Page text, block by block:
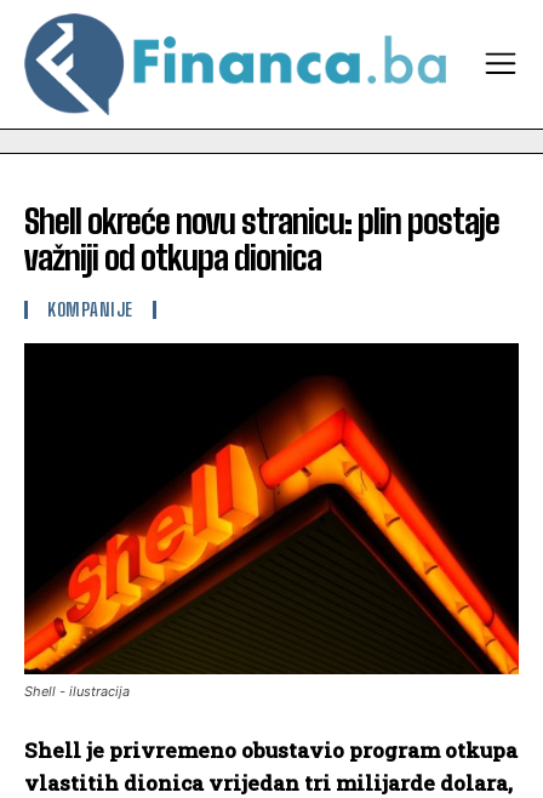
Shell okreće novu stranicu: plin postaje
važniji od otkupa dionica
KOMPANIJE
Shell - ilustracija
Shell je privremeno obustavio program otkupa
vlastitih dionica vrijedan tri milijarde dolara,